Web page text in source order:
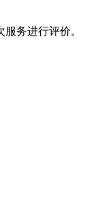
务进行评价。